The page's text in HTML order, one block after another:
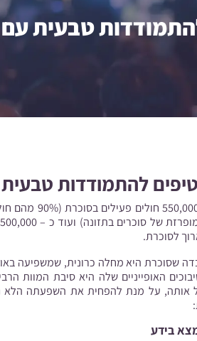
טבעית
להתמודדות
לסוכרת.
שסוכרת היא מחלה כרונית, שמשפיעה
האופייניים שלה היא סיבת המוות
אותה, על מנת להפחית את השפעתה הלא